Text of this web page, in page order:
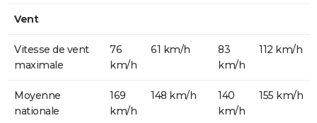
Vent
Vitesse de vent
maximale
76
km/h
61 km/h
83
km/h
112 km/h
Moyenne
nationale
169
km/h
148 km/h
140
km/h
155 km/h